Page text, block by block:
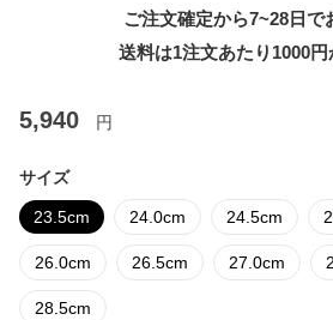
ご注文確定から7~28日で
送料は1注文あたり 1000
5,940 円
サイズ
23.5cm 24.0cm 24.5cm
26.0cm 26.5cm 27.0cm
28.5cm